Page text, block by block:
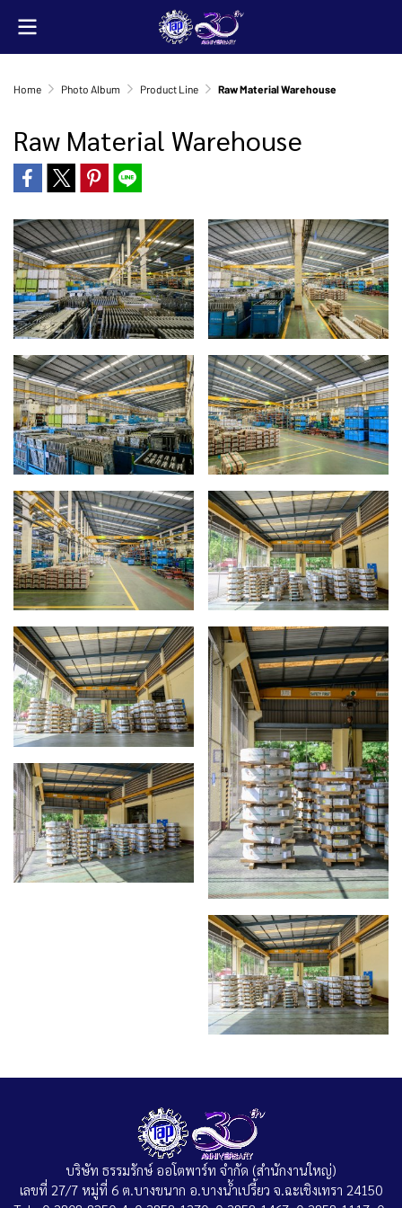
Home Photo Album Product Line Raw Material Warehouse
Raw Material Warehouse
บริษัท ธรรมรักษ์ ออโตพาร์ท จำกัด (สำนักงานใหญ่)
เลขที่ 27/7 หมู่ที่ 6 ต.บางขนาก อ.บางน้ำเปรี้ยว จ.ฉะเชิงเทรา 24150